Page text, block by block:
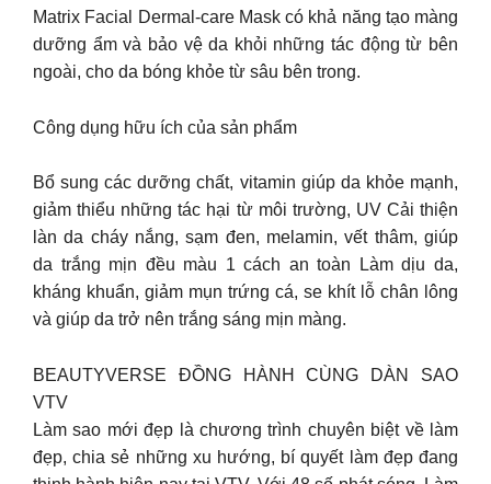
Matrix Facial Dermal-care Mask có khả năng tạo màng
dưỡng ẩm và bảo vệ da khỏi những tác động từ bên
ngoài, cho da bóng khỏe từ sâu bên trong.
Công dụng hữu ích của sản phẩm
Bổ sung các dưỡng chất, vitamin giúp da khỏe mạnh,
giảm thiểu những tác hại từ môi trường, UV Cải thiện
làn da cháy nắng, sạm đen, melamin, vết thâm, giúp
da trắng mịn đều màu 1 cách an toàn Làm dịu da,
kháng khuẩn, giảm mụn trứng cá, se khít lỗ chân lông
và giúp da trở nên trắng sáng mịn màng.
BEAUTYVERSE ĐỒNG HÀNH CÙNG DÀN SAO
VTV
Làm sao mới đẹp là chương trình chuyên biệt về làm
đẹp, chia sẻ những xu hướng, bí quyết làm đẹp đang